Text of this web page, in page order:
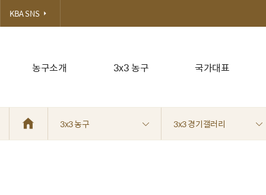
농구소개 3x3 농구 국가대표
KBA SNS
3x3 농구 3x3 경기갤러리